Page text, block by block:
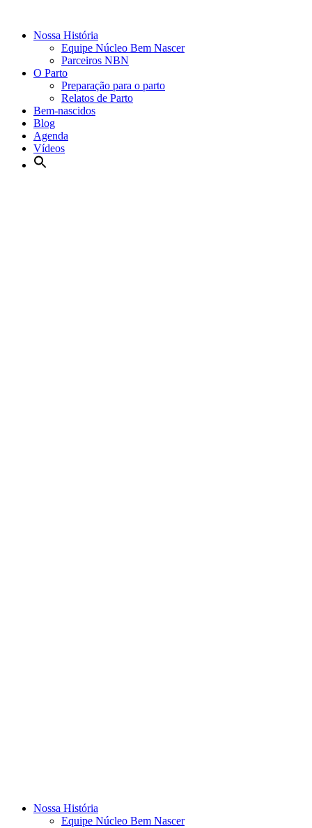
Nossa História
Equipe Núcleo Bem Nascer
Parceiros NBN
O Parto
Preparação para o parto
Relatos de Parto
Bem-nascidos
Blog
Agenda
Vídeos
Nossa História
Equipe Núcleo Bem Nascer